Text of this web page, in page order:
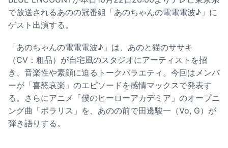
で放送されるあのの冠番組「あのちゃんの電電電波♪」に
ゲスト出演する。
「あのちゃんの電電電波♪」は、あのと猫のササキ
（CV：粗品）が自宅風のスタジオにアーティストを招
き、音楽性や素顔に迫るトークバラエティ。今回はメンバ
ーが「喜怒哀楽」のエピソードを感情マックスで発表す
る。さらにアニメ「僕のヒーローアカデミア」のオープニ
ング曲「ポラリス」を、あのの前で田邊駿一（Vo, G）が
弾き語りする。